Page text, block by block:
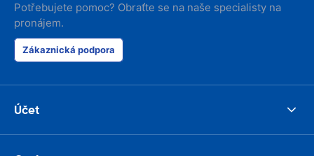
Potřebujete pomoc? Obraťte se na naše specialisty na
pronájem.
Zákaznická podpora
Účet